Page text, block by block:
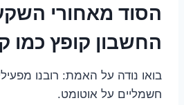
הסוד מאחורי
החשבון קופץ כמו
בואו נודה על האמת: רובנו
חשמליים על אוטומט.